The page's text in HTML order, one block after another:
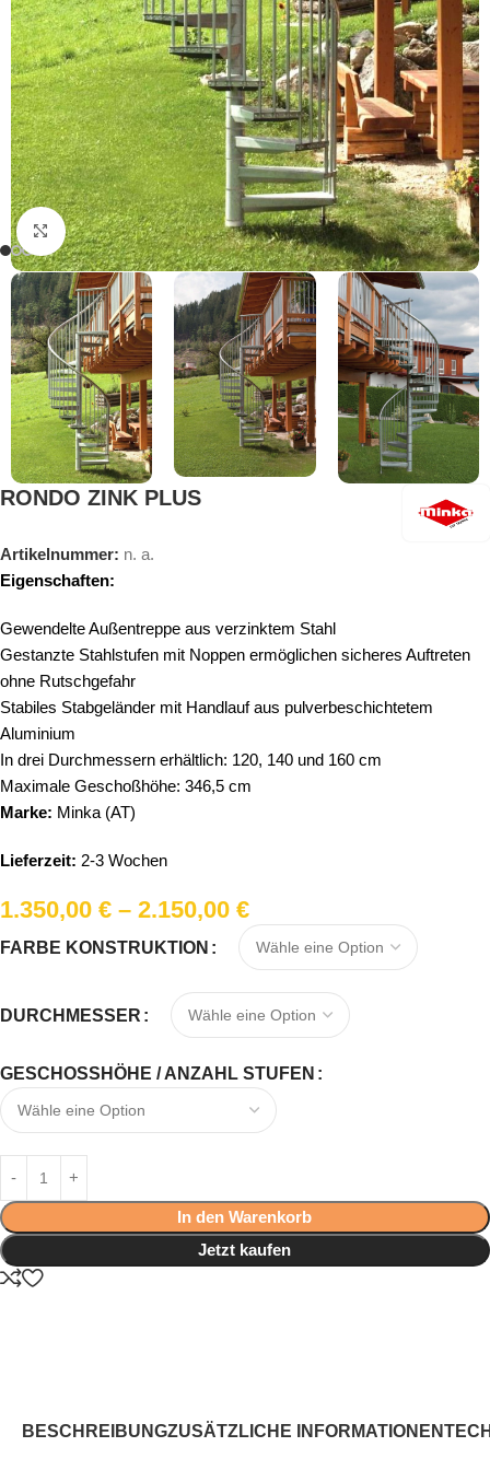
Klicken Sie, um zu vergrößern
RONDO ZINK PLUS
Artikelnummer: n. a.
Eigenschaften:
Gewendelte Außentreppe aus verzinktem Stahl
Gestanzte Stahlstufen mit Noppen ermöglichen sicheres Auftreten
ohne Rutschgefahr
Stabiles Stabgeländer mit Handlauf aus pulverbeschichtetem
Aluminium
In drei Durchmessern erhältlich: 120, 140 und 160 cm
Maximale Geschoßhöhe: 346,5 cm
Marke: Minka (AT)
Lieferzeit: 2-3 Wochen
1.350,00 € – 2.150,00 €
FARBE KONSTRUKTION
DURCHMESSER
GESCHOSSHÖHE / ANZAHL STUFEN
In den Warenkorb
Jetzt kaufen
BESCHREIBUNGZUSÄTZLICHE INFORMATIONEN